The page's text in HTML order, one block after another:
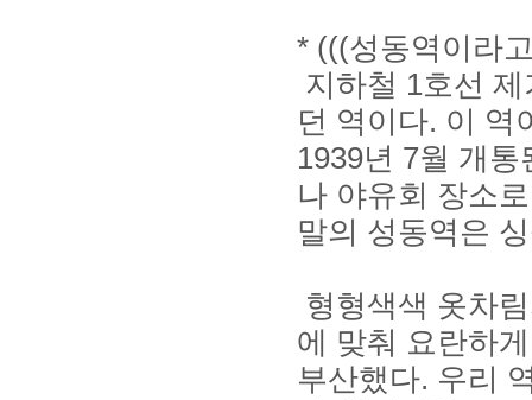
* (((성동역이라
지하철 1호선
던 역이다. 이 역
1939년 7월 개
나 야유회 장소
말의 성동역은
형형색색 옷차
에 맞춰 요란하
부산했다. 우리